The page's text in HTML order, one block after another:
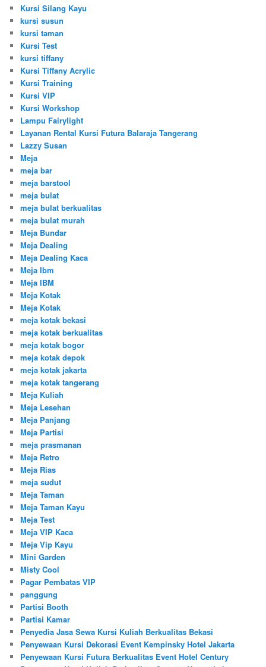
Kursi Silang Kayu
kursi susun
kursi taman
Kursi Test
kursi tiffany
Kursi Tiffany Acrylic
Kursi Training
Kursi VIP
Kursi Workshop
Lampu Fairylight
Layanan Rental Kursi Futura Balaraja Tangerang
Lazzy Susan
Meja
meja bar
meja barstool
meja bulat
meja bulat berkualitas
meja bulat murah
Meja Bundar
Meja Dealing
Meja Dealing Kaca
Meja Ibm
Meja IBM
Meja Kotak
Meja Kotak
meja kotak bekasi
meja kotak berkualitas
meja kotak bogor
meja kotak depok
meja kotak jakarta
meja kotak tangerang
Meja Kuliah
Meja Lesehan
Meja Panjang
Meja Partisi
meja prasmanan
Meja Retro
Meja Rias
meja sudut
Meja Taman
Meja Taman Kayu
Meja Test
Meja VIP Kaca
Meja Vip Kayu
Mini Garden
Misty Cool
Pagar Pembatas VIP
panggung
Partisi Booth
Partisi Kamar
Penyedia Jasa Sewa Kursi Kuliah Berkualitas Bekasi
Penyewaan Kursi Dekorasi Event Kempinsky Hotel Jakarta
Penyewaan Kursi Futura Berkualitas Event Hotel Century